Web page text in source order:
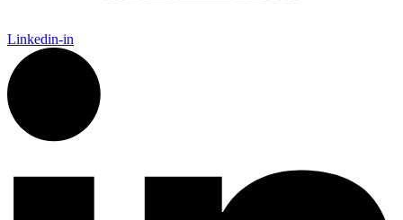
Linkedin-in